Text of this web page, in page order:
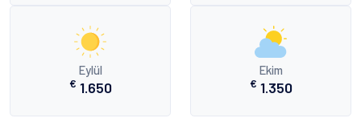
Eylül
€ 1.650
Ekim
€ 1.350